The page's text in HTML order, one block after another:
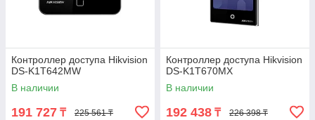
Контроллер доступа Hikvision
DS-K1T642MW
В наличии
191 727 ₸ 225 561 ₸
Контроллер доступа Hikvision
DS-K1T670MX
В наличии
192 438 ₸ 226 398 ₸